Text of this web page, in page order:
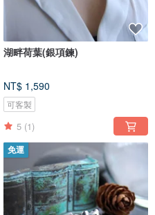
湖畔荷葉(銀項鍊)
NT$ 1,590
可客製
5 (1)
免運